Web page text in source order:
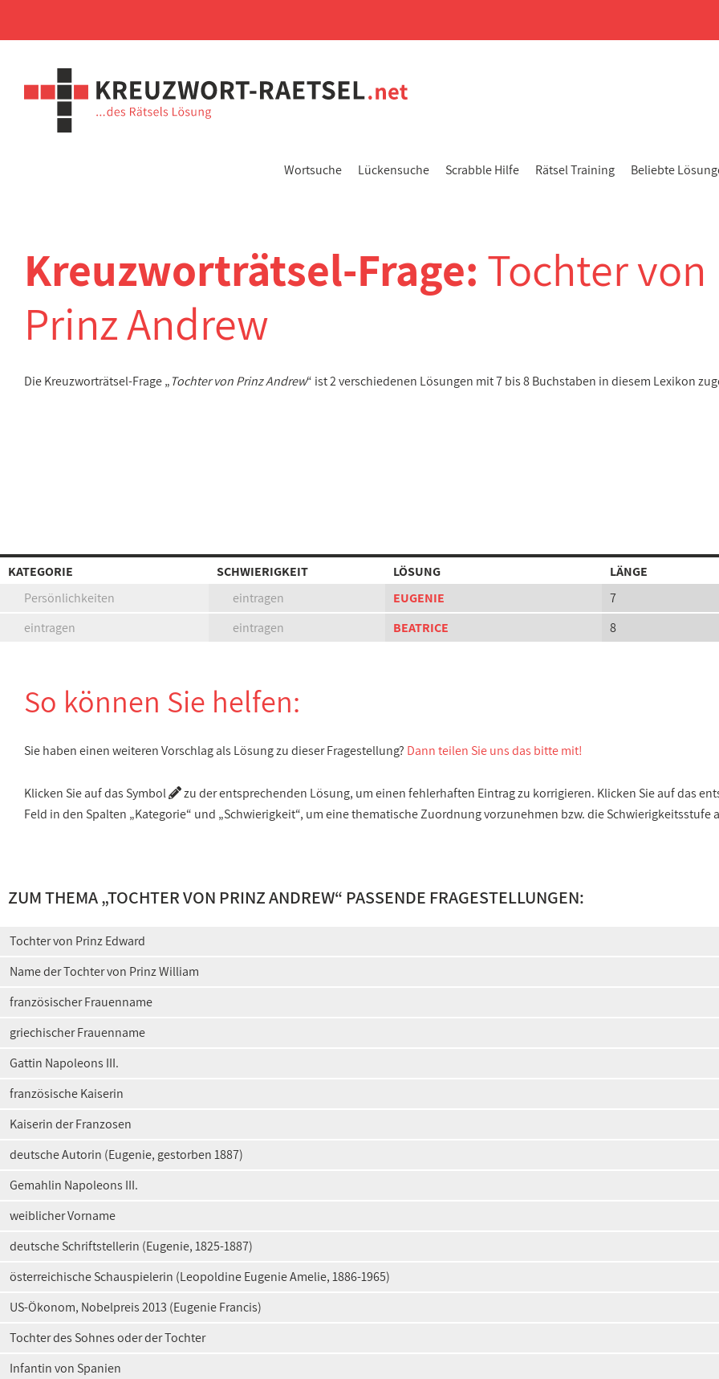
Wortsuche Lückensuche Scrabble Hilfe Rätsel Training Beliebte
Kreuzworträtsel-Frage: Tochter von
Prinz Andrew
Die Kreuzworträtsel-Frage „Tochter von Prinz Andrew“ ist 2 verschiedenen Lösungen mit 7 bis 8 Buchstaben in diesem Lexikon
KATEGORIE SCHWIERIGKEIT LÖSUNG
LÄNGE
Persönlichkeiten
eintragen EUGENIE
7
eintragen
eintragen BEATRICE 8
So können Sie helfen:
Sie haben einen weiteren Vorschlag als Lösung zu dieser Fragestellung? Dann teilen Sie uns das bitte mit!
Klicken Sie auf das Symbol
zu der entsprechenden Lösung, um einen fehlerhaften Eintrag zu korrigieren. Klicken Sie auf das
Feld in den Spalten „Kategorie“ und „Schwierigkeit“, um eine thematische Zuordnung vorzunehmen bzw. die Schwierigkeitsstufe
ZUM THEMA „TOCHTER VON PRINZ ANDREW“ PASSENDE FRAGESTELLUNGEN:
Tochter von Prinz Edward
Name der Tochter von Prinz William
französischer Frauenname
griechischer Frauenname
Gattin Napoleons III.
französische Kaiserin
Kaiserin der Franzosen
deutsche Autorin (Eugenie, gestorben 1887)
Gemahlin Napoleons III.
weiblicher Vorname
deutsche Schriftstellerin (Eugenie, 1825-1887)
österreichische Schauspielerin (Leopoldine Eugenie Amelie, 1886-1965)
US-Ökonom, Nobelpreis 2013 (Eugenie Francis)
Tochter des Sohnes oder der Tochter
Infantin von Spanien